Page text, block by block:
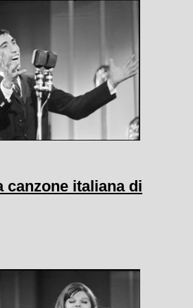
canzone italiana di